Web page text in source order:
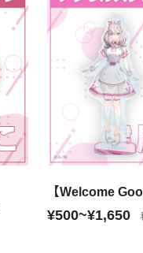
【Welcome
¥500~¥1,650